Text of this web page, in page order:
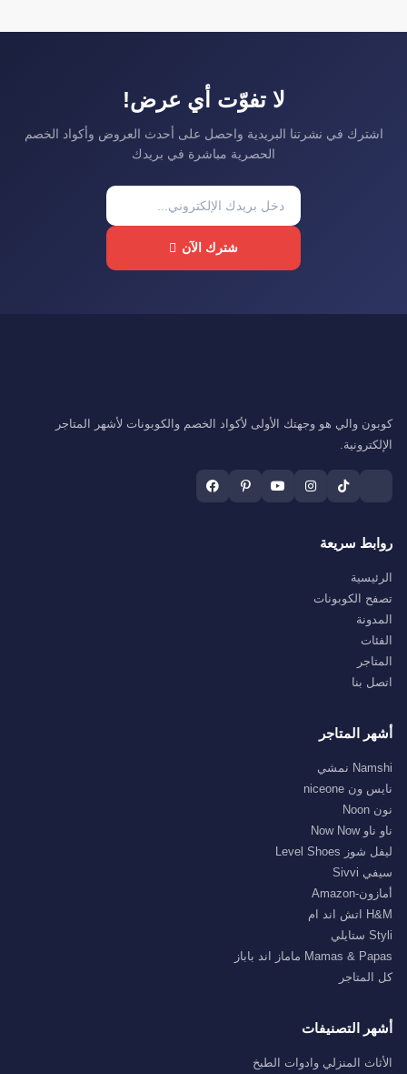
لا تفوّت أي عرض!
اشترك في نشرتنا البريدية واحصل على أحدث العروض وأكواد الخصم
الحصرية مباشرة في بريدك
شترك الآن
كوبون والي هو وجهتك الأولى لأكواد الخصم والكوبونات لأشهر المتاجر
الإلكترونية.
روابط سريعة
الرئيسية
تصفح الكوبونات
المدونة
الفئات
المتاجر
اتصل بنا
أشهر المتاجر
Namshi نمشي
نايس ون niceone
نون Noon
ناو ناو Now Now
ليفل شوز Level Shoes
سيفي Sivvi
أمازون-Amazon
H&M اتش اند ام
Styli ستايلي
Mamas & Papas ماماز اند باباز
كل المتاجر
أشهر التصنيفات
الأثاث المنزلي وادوات الطبخ